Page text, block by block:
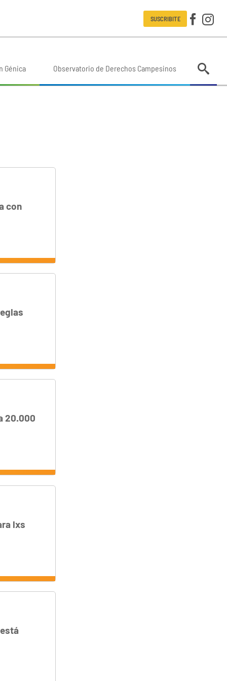
SUSCRIBITE
Génica Observatorio de Derechos Campesinos
con
20.000
lxs